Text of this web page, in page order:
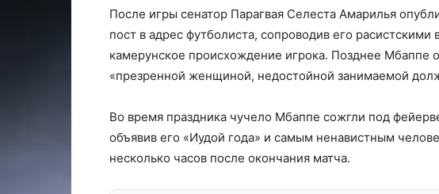
После игры сенатор Парагвая Селеста Амарилья
пост в адрес футболиста, сопроводив его
камерунское происхождение игрока. Позднее Мбаппе
«презренной женщиной, недостойной занимаемой
Во время праздника чучело Мбаппе сожгли под
объявив его «Иудой года» и самым ненавистным
несколько часов после окончания матча.